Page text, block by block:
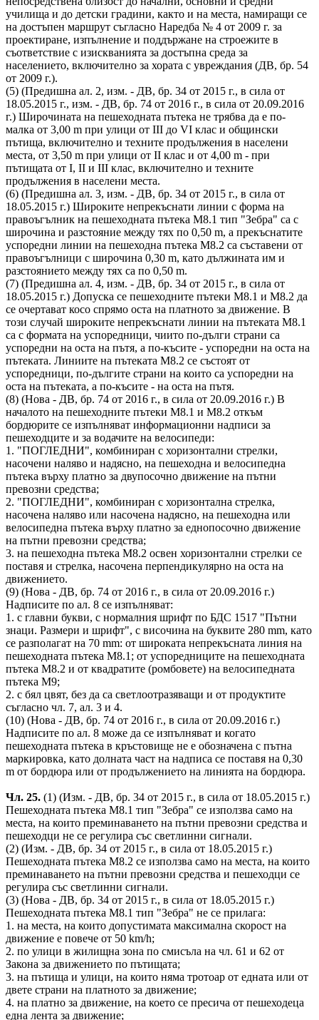
училища и до детски градини, както и на места, намиращи се
на достъпен маршрут съгласно Наредба № 4 от 2009 г. за
проектиране, изпълнение и поддържане на строежите в
съответствие с изискванията за достъпна среда за
населението, включително за хората с увреждания (ДВ, бр. 54
от 2009 г.).
(5) (Предишна ал. 2, изм. - ДВ, бр. 34 от 2015 г., в сила от
18.05.2015 г., изм. - ДВ, бр. 74 от 2016 г., в сила от 20.09.2016
г.) Широчината на пешеходната пътека не трябва да е по-
малка от 3,00 m при улици от III до VI клас и общински
пътища, включително и техните продължения в населени
места, от 3,50 m при улици от II клас и от 4,00 m - при
пътищата от I, II и III клас, включително и техните
продължения в населени места.
(6) (Предишна ал. 3, изм. - ДВ, бр. 34 от 2015 г., в сила от
18.05.2015 г.) Широките непрекъснати линии с форма на
правоъгълник на пешеходната пътека М8.1 тип "Зебра" са с
широчина и разстояние между тях по 0,50 m, а прекъснатите
успоредни линии на пешеходна пътека М8.2 са съставени от
правоъгълници с широчина 0,30 m, като дължината им и
разстоянието между тях са по 0,50 m.
(7) (Предишна ал. 4, изм. - ДВ, бр. 34 от 2015 г., в сила от
18.05.2015 г.) Допуска се пешеходните пътеки М8.1 и М8.2 да
се очертават косо спрямо оста на платното за движение. В
този случай широките непрекъснати линии на пътеката М8.1
са с формата на успоредници, чиито по-дълги страни са
успоредни на оста на пътя, а по-късите - успоредни на оста на
пътеката. Линиите на пътеката М8.2 се състоят от
успоредници, по-дългите страни на които са успоредни на
оста на пътеката, а по-късите - на оста на пътя.
(8) (Нова - ДВ, бр. 74 от 2016 г., в сила от 20.09.2016 г.) В
началото на пешеходните пътеки М8.1 и М8.2 откъм
бордюрите се изпълняват информационни надписи за
пешеходците и за водачите на велосипеди:
1. "ПОГЛЕДНИ", комбиниран с хоризонтални стрелки,
насочени наляво и надясно, на пешеходна и велосипедна
пътека върху платно за двупосочно движение на пътни
превозни средства;
2. "ПОГЛЕДНИ", комбиниран с хоризонтална стрелка,
насочена наляво или насочена надясно, на пешеходна или
велосипедна пътека върху платно за еднопосочно движение
на пътни превозни средства;
3. на пешеходна пътека М8.2 освен хоризонтални стрелки се
поставя и стрелка, насочена перпендикулярно на оста на
движението.
(9) (Нова - ДВ, бр. 74 от 2016 г., в сила от 20.09.2016 г.)
Надписите по ал. 8 се изпълняват:
1. с главни букви, с нормалния шрифт по БДС 1517 "Пътни
знаци. Размери и шрифт", с височина на буквите 280 mm, като
се разполагат на 70 mm: от широката непрекъсната линия на
пешеходната пътека М8.1; от успоредниците на пешеходната
пътека М8.2 и от квадратите (ромбовете) на велосипедната
пътека М9;
2. с бял цвят, без да са светлоотразяващи и от продуктите
съгласно чл. 7, ал. 3 и 4.
(10) (Нова - ДВ, бр. 74 от 2016 г., в сила от 20.09.2016 г.)
Надписите по ал. 8 може да се изпълняват и когато
пешеходната пътека в кръстовище не е обозначена с пътна
маркировка, като долната част на надписа се поставя на 0,30
m от бордюра или от продължението на линията на бордюра.
Чл. 25. (1) (Изм. - ДВ, бр. 34 от 2015 г., в сила от 18.05.2015 г.)
Пешеходната пътека М8.1 тип "Зебра" се използва само на
места, на които преминаването на пътни превозни средства и
пешеходци не се регулира със светлинни сигнали.
(2) (Изм. - ДВ, бр. 34 от 2015 г., в сила от 18.05.2015 г.)
Пешеходната пътека М8.2 се използва само на места, на които
преминаването на пътни превозни средства и пешеходци се
регулира със светлинни сигнали.
(3) (Нова - ДВ, бр. 34 от 2015 г., в сила от 18.05.2015 г.)
Пешеходната пътека М8.1 тип "Зебра" не се прилага:
1. на места, на които допустимата максимална скорост на
движение е повече от 50 km/h;
2. по улици в жилищна зона по смисъла на чл. 61 и 62 от
Закона за движението по пътищата;
3. на пътища и улици, на които няма тротоар от едната или от
двете страни на платното за движение;
4. на платно за движение, на което се пресича от пешеходеца
една лента за движение;